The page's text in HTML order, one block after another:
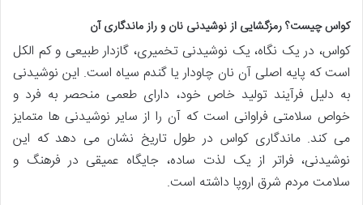
کواس چیست؟ رمزگشایی از نوشیدنی نان و راز ماندگاری آن
کواس، در یک نگاه، یک نوشیدنی تخمیری، گازدار طبیعی و کم الکل
است که پایه اصلی آن نان چاودار یا گندم سیاه است. این نوشیدنی
به دلیل فرآیند تولید خاص خود، دارای طعمی منحصر به فرد و
خواص سلامتی فراوانی است که آن را از سایر نوشیدنی ها متمایز
می کند. ماندگاری کواس در طول تاریخ نشان می دهد که این
نوشیدنی، فراتر از یک لذت ساده، جایگاه عمیقی در فرهنگ و
سلامت مردم شرق اروپا داشته است.